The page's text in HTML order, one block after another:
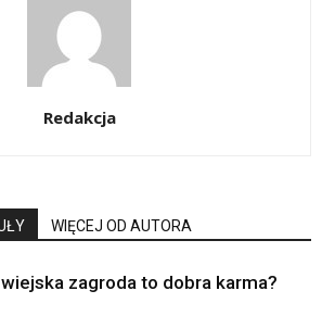
Redakcja
WIĘCEJ OD AUTORA
wiejska zagroda to dobra karma?